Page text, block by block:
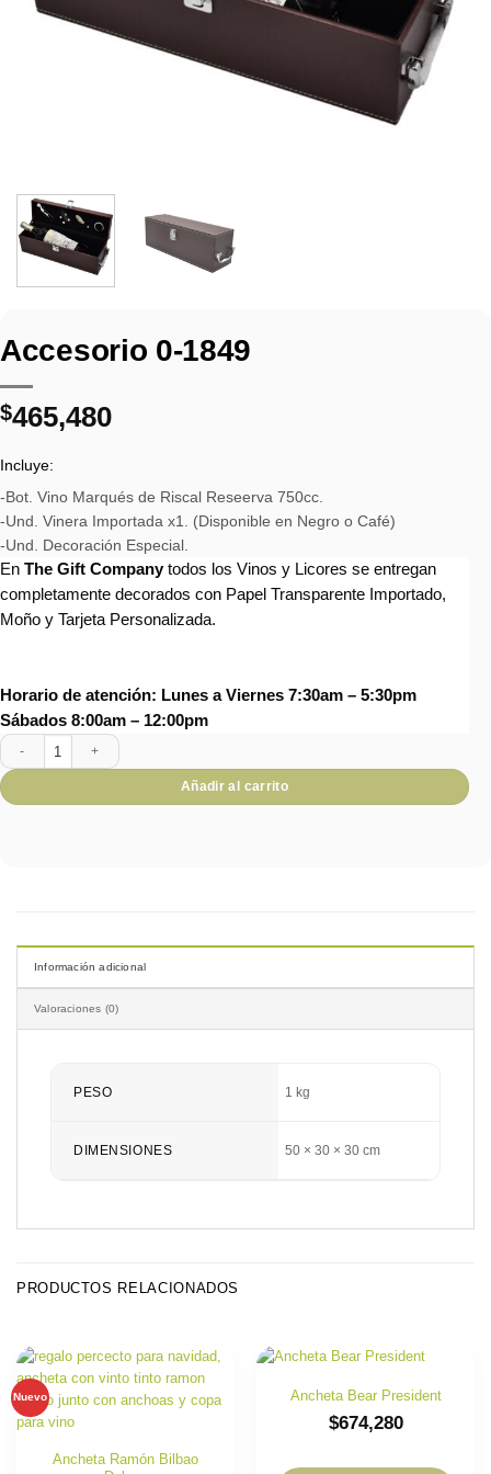
Accesorio 0-1849
$465,480
Incluye:
-Bot. Vino Marqués de Riscal Reseerva 750cc.
-Und. Vinera Importada x1. (Disponible en Negro o Café)
-Und. Decoración Especial.
En The Gift Companytodos los Vinos y Licores se entregan
completamente decorados con Papel Transparente Importado,
Moño y Tarjeta Personalizada.
Horario de atención: Lunes a Viernes 7:30am – 5:30pm
Sábados 8:00am – 12:00pm
Accesorio 0-1849 cantidad
Añadir al carrito
Información adicional
Valoraciones (0)
PESO 1 kg
DIMENSIONES 50 × 30 × 30 cm
PRODUCTOS RELACIONADOS
Nuevo
Ancheta Ramón Bilbao
Ancheta Bear President
$674,280